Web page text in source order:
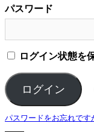
パスワード
ログイン状態を
パスワードをお忘れです